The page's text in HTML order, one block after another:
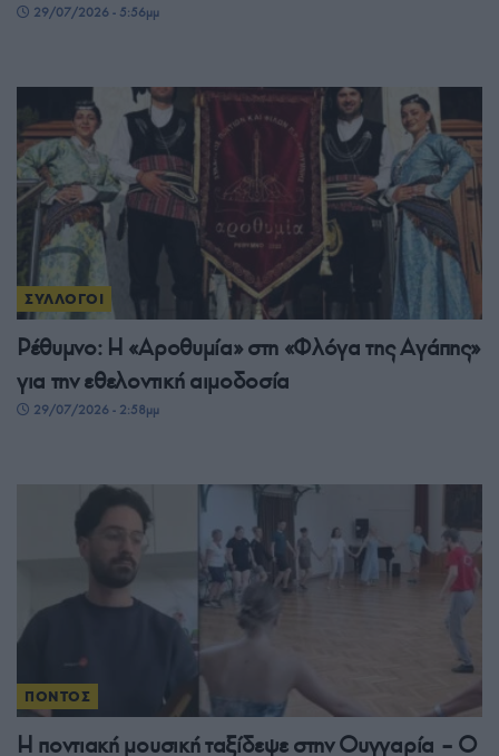
29/07/2026 - 5:56μμ
ΣΥΛΛΟΓΟΙ
Ρέθυμνο: Η «Αροθυμία» στη «Φλόγα της Αγάπης»
για την εθελοντική αιμοδοσία
29/07/2026 - 2:58μμ
ΠΟΝΤΟΣ
Η ποντιακή μουσική ταξίδεψε στην Ουγγαρία – Ο